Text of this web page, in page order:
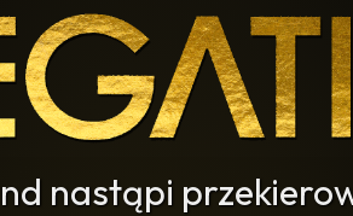
nastąpi